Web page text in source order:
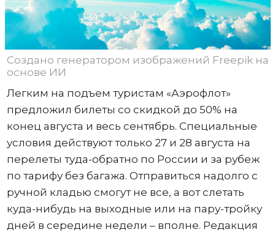
Создано генератором изображений Freepik на
основе ИИ
Легким на подъем туристам «Аэрофлот»
предложил билеты со скидкой до 50% на
конец августа и весь сентябрь. Специальные
условия действуют только 27 и 28 августа на
перелеты туда-обратно по России и за рубеж
по тарифу без багажа. Отправиться надолго с
ручной кладью смогут не все, а вот слетать
куда-нибудь на выходные или на пару-тройку
дней в середине недели – вполне. Редакция